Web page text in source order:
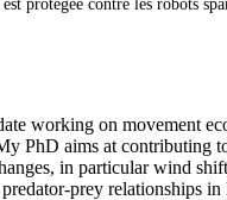
protégée contre les robots
working on movement
PhD aims at contributing
in particular wind
prey relationships